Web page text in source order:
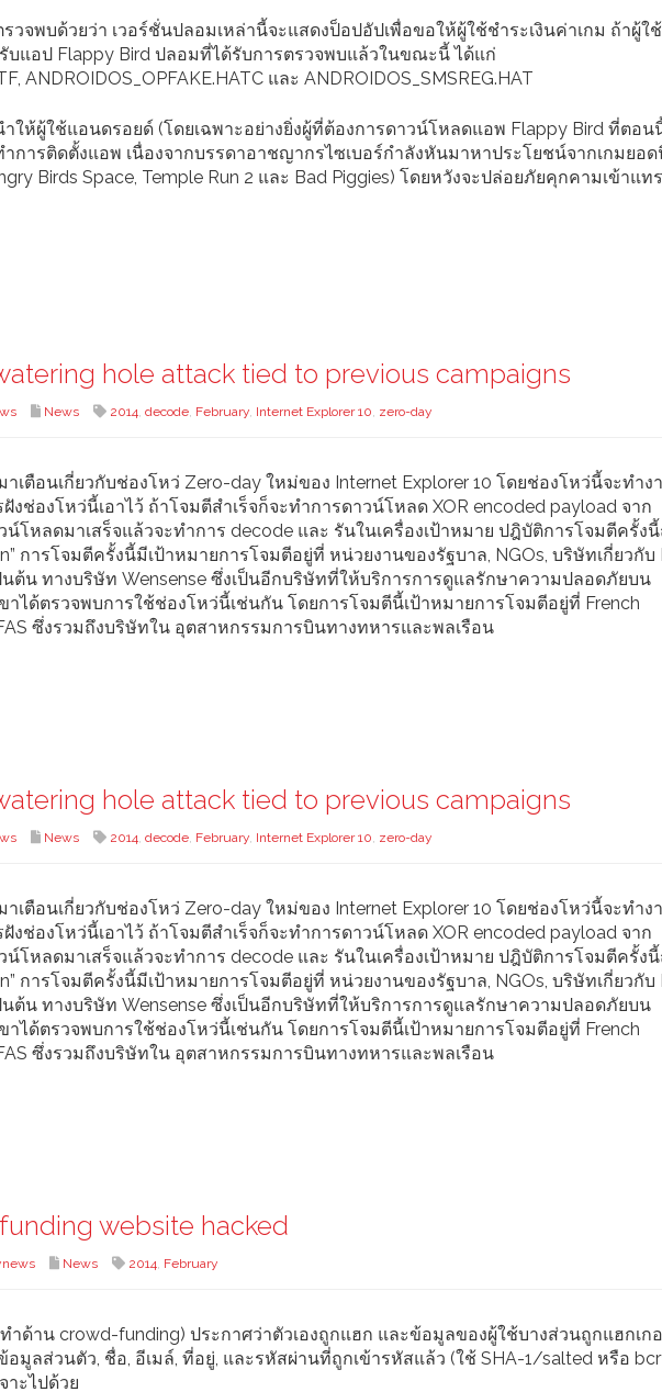
วจพบด้วยว่า เวอร์ชั่นปลอมเหล่านี้จะแสดงป็อปอัปเพื่อขอให้ผู้ใช้ชำระเงินค่าเกม ถ้าผู้ใ
บแอป Flappy Bird ปลอมที่ได้รับการตรวจพบแล้วในขณะนี้ ได้แก่
ANDROIDOS_OPFAKE.HATC และ ANDROIDOS_SMSREG.HAT
ให้ผู้ใช้แอนดรอยด์ (โดยเฉพาะอย่างยิ่งผู้ที่ต้องการดาวน์โหลดแอพ Flappy Bird ที่ตอน
ำการติดตั้งแอพ เนื่องจากบรรดาอาชญากรไซเบอร์กำลังหันมาหาประโยชน์จากเกมยอ
Birds Space, Temple Run 2 และ Bad Piggies) โดยหวังจะปล่อยภัยคุกคามเข้าแ
hole attack tied to previous campaigns
News 2014, decode, February, Internet Explorer 10, zero-day
เตือนเกี่ยวกับช่องโหว่ Zero-day ใหม่ของ Internet Explorer 10 โดยช่องโหว่นี้จะทำง
งช่องโหว่นี้เอาไว้ ถ้าโจมตีสำเร็จก็จะทำการดาวน์โหลด XOR encoded payload จาก
น์โหลดมาเสร็จแล้วจะทำการ decode และ รันในเครื่องเป้าหมาย ปฎิบัติการโจมตีครั้ง
การโจมตีครั้งนี้มีเป้าหมายการโจมตีอยู่ที่ หน่วยงานของรัฐบาล, NGOs, บริษัทเกี่ยวกับ
ต้น ทางบริษัท Wensense ซึ่งเป็นอีกบริษัทที่ให้บริการการดูแลรักษาความปลอดภัยบน
าได้ตรวจพบการใช้ช่องโหว่นี้เช่นกัน โดยการโจมตีนี้เป้าหมายการโจมตีอยู่ที่ French
ซึ่งรวมถึงบริษัทใน อุตสาหกรรมการบินทางทหารและพลเรือน
hole attack tied to previous campaigns
News 2014, decode, February, Internet Explorer 10, zero-day
เตือนเกี่ยวกับช่องโหว่ Zero-day ใหม่ของ Internet Explorer 10 โดยช่องโหว่นี้จะทำง
งช่องโหว่นี้เอาไว้ ถ้าโจมตีสำเร็จก็จะทำการดาวน์โหลด XOR encoded payload จาก
น์โหลดมาเสร็จแล้วจะทำการ decode และ รันในเครื่องเป้าหมาย ปฎิบัติการโจมตีครั้ง
การโจมตีครั้งนี้มีเป้าหมายการโจมตีอยู่ที่ หน่วยงานของรัฐบาล, NGOs, บริษัทเกี่ยวกับ
ต้น ทางบริษัท Wensense ซึ่งเป็นอีกบริษัทที่ให้บริการการดูแลรักษาความปลอดภัยบน
าได้ตรวจพบการใช้ช่องโหว่นี้เช่นกัน โดยการโจมตีนี้เป้าหมายการโจมตีอยู่ที่ French
ซึ่งรวมถึงบริษัทใน อุตสาหกรรมการบินทางทหารและพลเรือน
website hacked
News 2014, February
ำด้าน crowd-funding) ประกาศว่าตัวเองถูกแฮก และข้อมูลของผู้ใช้บางส่วนถูกแฮกเก
มูลส่วนตัว, ชื่อ, อีเมล์, ที่อยู่, และรหัสผ่านที่ถูกเข้ารหัสแล้ว (ใช้ SHA-1/salted หรือ
าะไปด้วย